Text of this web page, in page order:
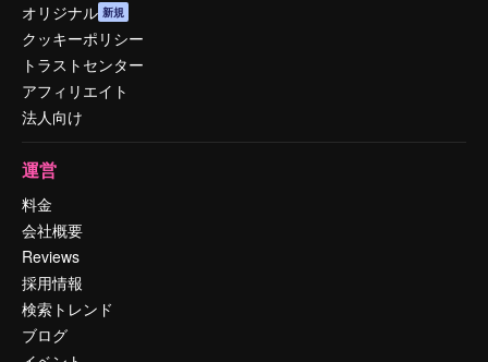
オリジナル 新規
クッキーポリシー
トラストセンター
アフィリエイト
法人向け
運営
料金
会社概要
Reviews
採用情報
検索トレンド
ブログ